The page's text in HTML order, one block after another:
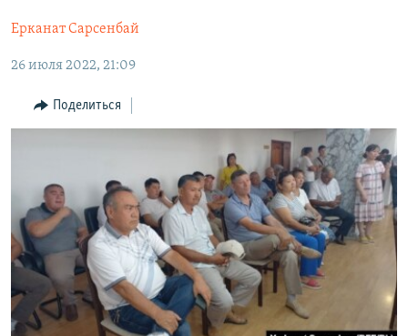
главной
навигации
Вернутся
поиску
ТАДЖИКИСТАН
КЫРГЫЗЧА
ЎЗБЕКЧА
Ерканат Сарсенбай
26 июля 2022, 21:09
Поделиться